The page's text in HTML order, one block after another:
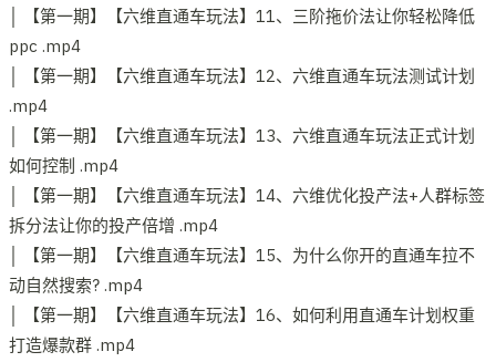
│ 【第一期】【六维直通车玩法】11、三阶拖价法让你轻松降低
ppc .mp4
│ 【第一期】【六维直通车玩法】12、六维直通车玩法测试计划
.mp4
│ 【第一期】【六维直通车玩法】13、六维直通车玩法正式计划
如何控制 .mp4
│ 【第一期】【六维直通车玩法】14、六维优化投产法+人群标签
拆分法让你的投产倍增 .mp4
│ 【第一期】【六维直通车玩法】15、为什么你开的直通车拉不
动自然搜索? .mp4
│ 【第一期】【六维直通车玩法】16、如何利用直通车计划权重
打造爆款群 .mp4